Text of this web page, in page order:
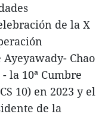
de la X
Chao
la 10ª Cumbre
10) en 2023 y el
de la